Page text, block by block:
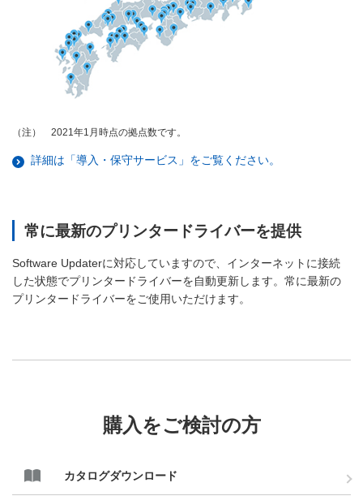
（注） 2021年1月時点の拠点数です。
詳細は「導入・保守サービス」をご覧ください。
常に最新のプリンタードライバーを提供
Software Updaterに対応していますので、インターネットに接続
した状態でプリンタードライバーを自動更新します。常に最新の
プリンタードライバーをご使用いただけます。
購入をご検討の方
カタログダウンロード